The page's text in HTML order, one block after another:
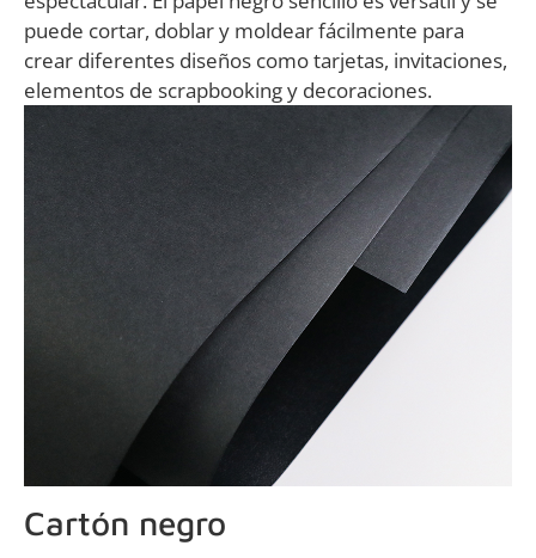
puede cortar, doblar y moldear fácilmente para
crear diferentes diseños como tarjetas, invitaciones,
elementos de scrapbooking y decoraciones.
Cartón negro